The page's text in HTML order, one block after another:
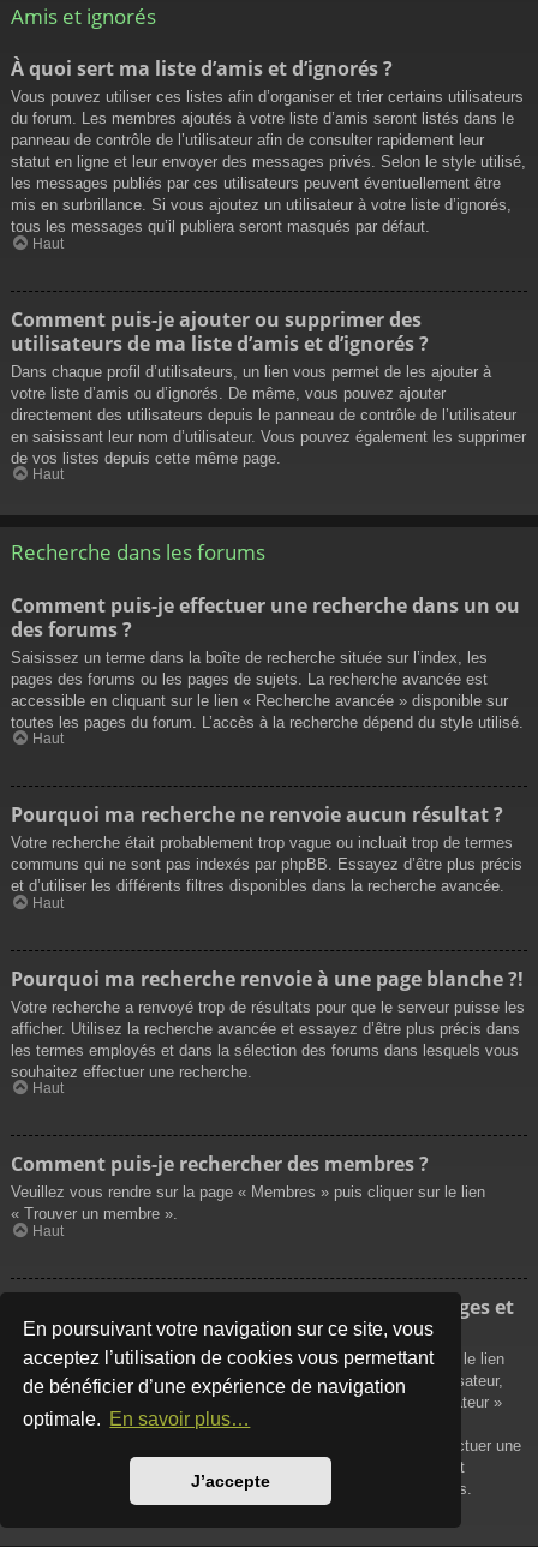
En poursuivant votre navigation sur ce site, vous
acceptez l’utilisation de cookies vous permettant
de bénéficier d’une expérience de navigation
optimale. En savoir plus…
J’accepte
Amis et ignorés
À quoi sert ma liste d’amis et d’ignorés ?
Vous pouvez utiliser ces listes afin d’organiser et trier certains utilisateurs
du forum. Les membres ajoutés à votre liste d’amis seront listés dans le
panneau de contrôle de l’utilisateur afin de consulter rapidement leur
statut en ligne et leur envoyer des messages privés. Selon le style utilisé,
les messages publiés par ces utilisateurs peuvent éventuellement être
mis en surbrillance. Si vous ajoutez un utilisateur à votre liste d’ignorés,
tous les messages qu’il publiera seront masqués par défaut.
Haut
Comment puis-je ajouter ou supprimer des
utilisateurs de ma liste d’amis et d’ignorés ?
Dans chaque profil d’utilisateurs, un lien vous permet de les ajouter à
votre liste d’amis ou d’ignorés. De même, vous pouvez ajouter
directement des utilisateurs depuis le panneau de contrôle de l’utilisateur
en saisissant leur nom d’utilisateur. Vous pouvez également les supprimer
de vos listes depuis cette même page.
Haut
Recherche dans les forums
Comment puis-je effectuer une recherche dans un ou
des forums ?
Saisissez un terme dans la boîte de recherche située sur l’index, les
pages des forums ou les pages de sujets. La recherche avancée est
accessible en cliquant sur le lien « Recherche avancée » disponible sur
toutes les pages du forum. L’accès à la recherche dépend du style utilisé.
Haut
Pourquoi ma recherche ne renvoie aucun résultat ?
Votre recherche était probablement trop vague ou incluait trop de termes
communs qui ne sont pas indexés par phpBB. Essayez d’être plus précis
et d’utiliser les différents filtres disponibles dans la recherche avancée.
Haut
Pourquoi ma recherche renvoie à une page blanche ?!
Votre recherche a renvoyé trop de résultats pour que le serveur puisse les
afficher. Utilisez la recherche avancée et essayez d’être plus précis dans
les termes employés et dans la sélection des forums dans lesquels vous
souhaitez effectuer une recherche.
Haut
Comment puis-je rechercher des membres ?
Veuillez vous rendre sur la page « Membres » puis cliquer sur le lien
« Trouver un membre ».
Haut
Comment puis-je retrouver mes propres messages et
sujets ?
Vos propres messages peuvent être affichés soit en cliquant sur le lien
« Afficher vos messages » dans le panneau de contrôle de l’utilisateur,
soit en cliquant sur le lien « Rechercher les messages de l’utilisateur »
sur la page de votre propre profil ou soit en cliquant sur le menu
« Raccourcis » situé sur la partie supérieure du forum. Pour effectuer une
recherche de vos propres sujets, utilisez la recherche avancée et
remplissez convenablement les options qui vous sont disponibles.